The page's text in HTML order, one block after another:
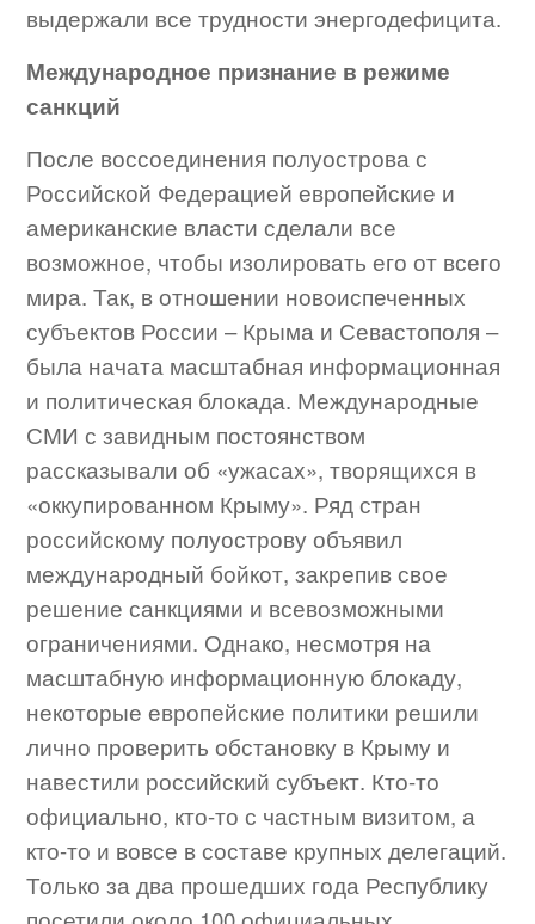
выдержали все трудности энергодефицита.
Международное признание в режиме
санкций
После воссоединения полуострова с
Российской Федерацией европейские и
американские власти сделали все
возможное, чтобы изолировать его от всего
мира. Так, в отношении новоиспеченных
субъектов России – Крыма и Севастополя –
была начата масштабная информационная
и политическая блокада. Международные
СМИ с завидным постоянством
рассказывали об «ужасах», творящихся в
«оккупированном Крыму». Ряд стран
российскому полуострову объявил
международный бойкот, закрепив свое
решение санкциями и всевозможными
ограничениями. Однако, несмотря на
масштабную информационную блокаду,
некоторые европейские политики решили
лично проверить обстановку в Крыму и
навестили российский субъект. Кто-то
официально, кто-то с частным визитом, а
кто-то и вовсе в составе крупных делегаций.
Только за два прошедших года Республику